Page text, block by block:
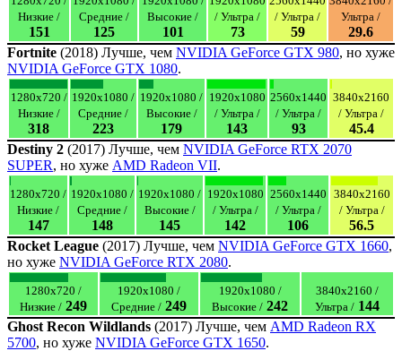
Низкие /
151
Средние /
125
Высокие /
101
/ Ультра /
73
/ Ультра /
59
Ультра /
29.6
Fortnite (2018) Лучше, чем NVIDIA GeForce GTX 980, но хуже
NVIDIA GeForce GTX 1080.
1280x720 /
Низкие /
318
1920x1080 /
Средние /
223
1920x1080 /
Высокие /
179
1920x1080
/ Ультра /
143
2560x1440
/ Ультра /
93
3840x2160
/ Ультра /
45.4
Destiny 2 (2017) Лучше, чем NVIDIA GeForce RTX 2070
SUPER, но хуже AMD Radeon VII.
1280x720 /
Низкие /
147
1920x1080 /
Средние /
148
1920x1080 /
Высокие /
145
1920x1080
/ Ультра /
142
2560x1440
/ Ультра /
106
3840x2160
/ Ультра /
56.5
Rocket League (2017) Лучше, чем NVIDIA GeForce GTX 1660,
но хуже NVIDIA GeForce RTX 2080.
1280x720 /
Низкие / 249
1920x1080 /
Средние / 249
1920x1080 /
Высокие / 242
3840x2160 /
Ультра / 144
Ghost Recon Wildlands (2017) Лучше, чем AMD Radeon RX
5700, но хуже NVIDIA GeForce GTX 1650.